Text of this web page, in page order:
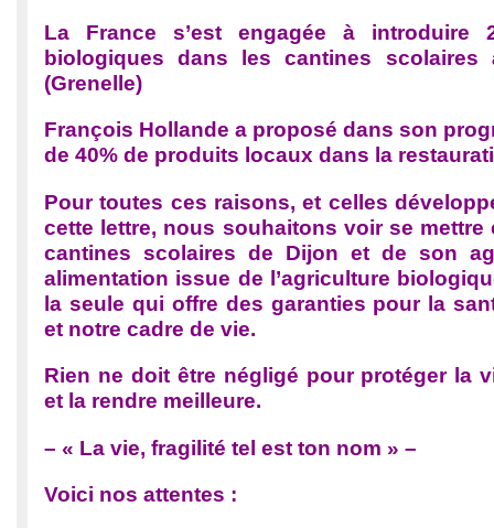
La France s’est engagée à introduire
biologiques dans les cantines scolaires
(Grenelle)
François Hollande a proposé dans son
de 40% de produits locaux dans la
Pour toutes ces raisons, et celles
cette lettre, nous souhaitons voir se mettre
cantines scolaires de Dijon et de son
alimentation issue de l’agriculture
la seule qui offre des garanties pour la
et notre cadre de vie.
Rien ne doit être négligé pour protéger la
et la rendre meilleure.
– « La vie, fragilité tel est ton nom » –
Voici nos attentes :